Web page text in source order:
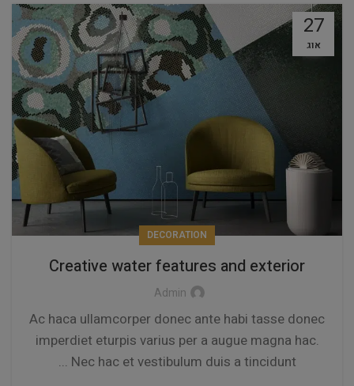
27
אוג
DECORATION
Creative water features and exterior
Admin
Ac haca ullamcorper donec ante habi tasse donec
imperdiet eturpis varius per a augue magna hac.
Nec hac et vestibulum duis a tincidunt ...